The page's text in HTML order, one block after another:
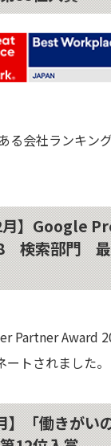
る会社ランキン
月】Google
検索部門 最
Partner
トされました。
】「働きがい